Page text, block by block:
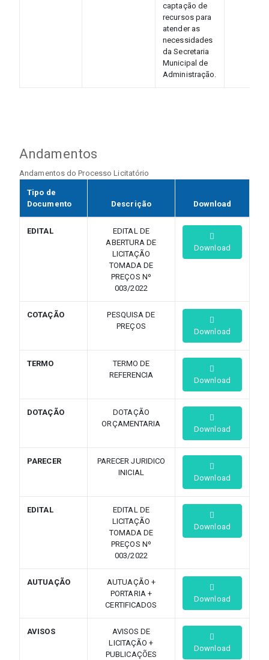
captação de
recursos para
atender as
necessidades
da Secretaria
Municipal de
Administração.
Andamentos
Andamentos do Processo Licitatório
Tipo de
Documento
Descrição Download
EDITAL
EDITAL DE
ABERTURA DE
LICITAÇÃO
TOMADA DE
PREÇOS Nº
003/2022
Download
COTAÇÃO
PESQUISA DE
PREÇOS
Download
TERMO
TERMO DE
REFERENCIA
Download
DOTAÇÃO
DOTAÇÃO
ORÇAMENTARIA
Download
PARECER
PARECER JURIDICO
INICIAL
Download
EDITAL
EDITAL DE
LICITAÇÃO
TOMADA DE
PREÇOS Nº
003/2022
Download
AUTUAÇÃO
AUTUAÇÃO +
PORTARIA +
CERTIFICADOS
Download
AVISOS
AVISOS DE
LICITAÇÃO +
PUBLICAÇÕES
Download